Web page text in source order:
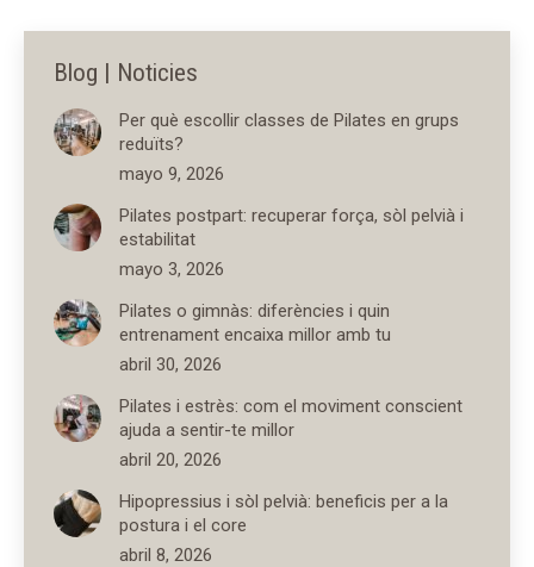
Blog | Noticies
Per què escollir classes de Pilates en grups
reduïts?
mayo 9, 2026
Pilates postpart: recuperar força, sòl pelvià i
estabilitat
mayo 3, 2026
Pilates o gimnàs: diferències i quin
entrenament encaixa millor amb tu
abril 30, 2026
Pilates i estrès: com el moviment conscient
ajuda a sentir-te millor
abril 20, 2026
Hipopressius i sòl pelvià: beneficis per a la
postura i el core
abril 8, 2026